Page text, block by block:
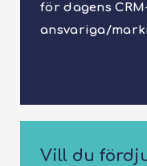
för dagens
ansvariga/
Vill du